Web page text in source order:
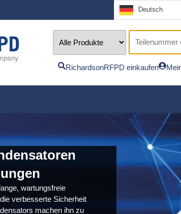
Deutsch
RichardsonRFPD einkaufen
wartungsfreie
verbesserte Sicherheit
machen ihn zu